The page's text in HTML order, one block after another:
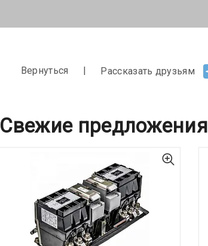
Вернуться Рассказать друзьям
Свежие предложения